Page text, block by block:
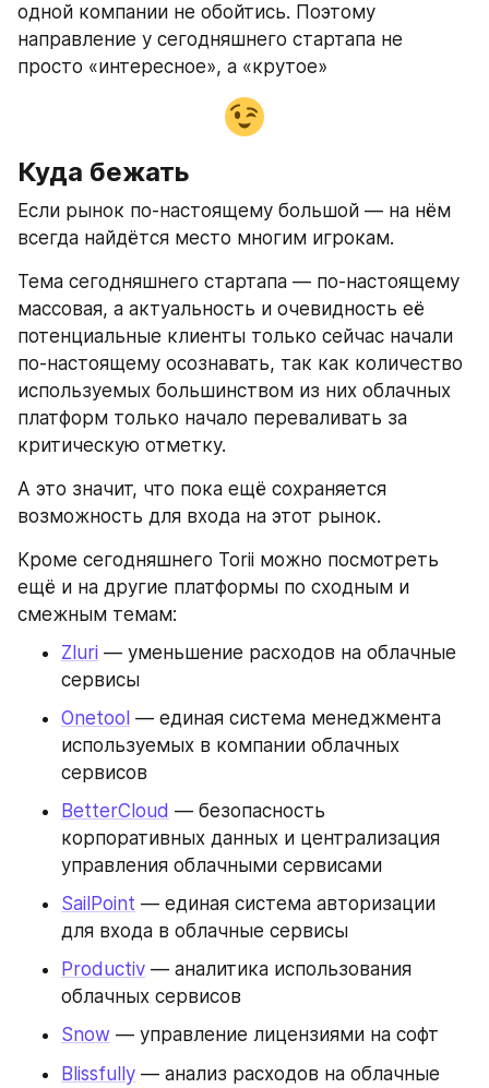
одной компании не обойтись. Поэтому
направление у сегодняшнего стартапа не
просто «интересное», а «крутое»
Куда бежать
Если рынок по-настоящему большой — на нём
всегда найдётся место многим игрокам.
Тема сегодняшнего стартапа — по-настоящему
массовая, а актуальность и очевидность её
потенциальные клиенты только сейчас начали
по-настоящему осознавать, так как количество
используемых большинством из них облачных
платформ только начало переваливать за
критическую отметку.
А это значит, что пока ещё сохраняется
возможность для входа на этот рынок.
Кроме сегодняшнего Torii можно посмотреть
ещё и на другие платформы по сходным и
смежным темам:
Zluri — уменьшение расходов на облачные
сервисы
Onetool — единая система менеджмента
используемых в компании облачных
сервисов
BetterCloud — безопасность
корпоративных данных и централизация
управления облачными сервисами
SailPoint — единая система авторизации
для входа в облачные сервисы
Productiv — аналитика использования
облачных сервисов
Snow — управление лицензиями на софт
Blissfully — анализ расходов на облачные